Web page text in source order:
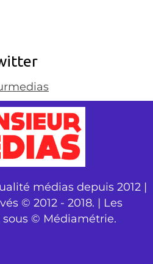
médias depuis 2012 |
© 2012 - 2018. | Les
© Médiamétrie.